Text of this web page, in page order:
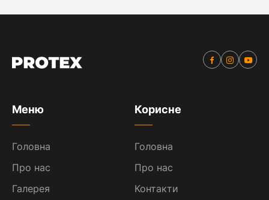
Меню
Головна
Про нас
Галерея
Корисне
Головна
Про нас
Контакти